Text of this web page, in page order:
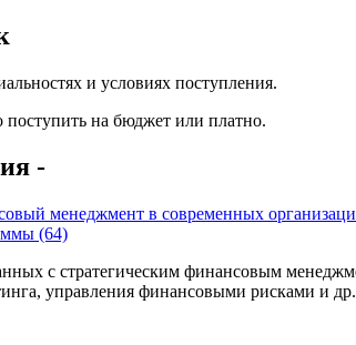
и условиях поступления.
на бюджет или платно.
-
менеджмент в современных
(64)
с стратегическим финансовым
управления финансовыми рисками и др.